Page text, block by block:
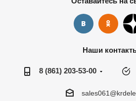
Наши
8 (861) 203-53-00